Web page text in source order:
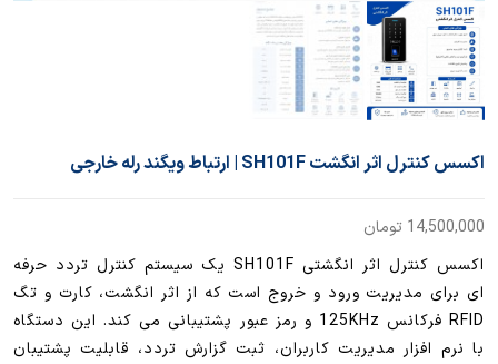
اکسس کنترل اثر انگشت SH101F | ارتباط ویگند رله خارجی
14,500,000 تومان
اکسس کنترل اثر انگشتی SH101F یک سیستم کنترل تردد حرفه
ای برای مدیریت ورود و خروج است که از اثر انگشت، کارت و تگ
RFID فرکانس 125KHz و رمز عبور پشتیبانی می کند. این دستگاه
با نرم افزار مدیریت کاربران، ثبت گزارش تردد، قابلیت پشتیبان